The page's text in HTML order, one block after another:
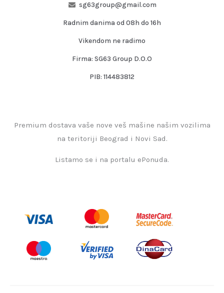
sg63group@gmail.com
Radnim danima od 08h do 16h
Vikendom ne radimo
Firma: SG63 Group D.O.O
PIB: 114483812
Premium dostava vaše nove veš mašine našim vozilima
na teritoriji Beograd i Novi Sad.
Listamo se i na portalu ePonuda.